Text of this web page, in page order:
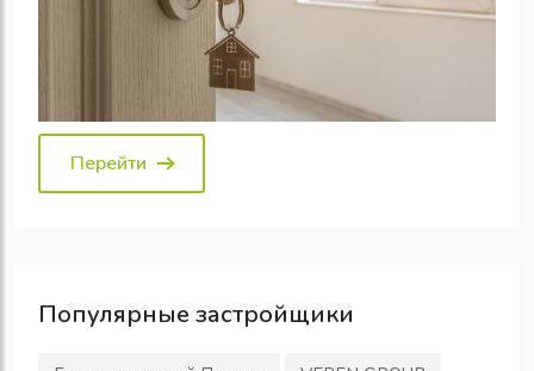
Перейти
Популярные застройщики